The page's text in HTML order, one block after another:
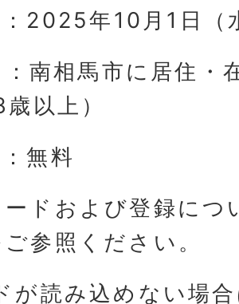
2025年10月1日（
南相馬市に居住・
以上）
無料
ドおよび登録につ
参照ください。
が読み込めない場